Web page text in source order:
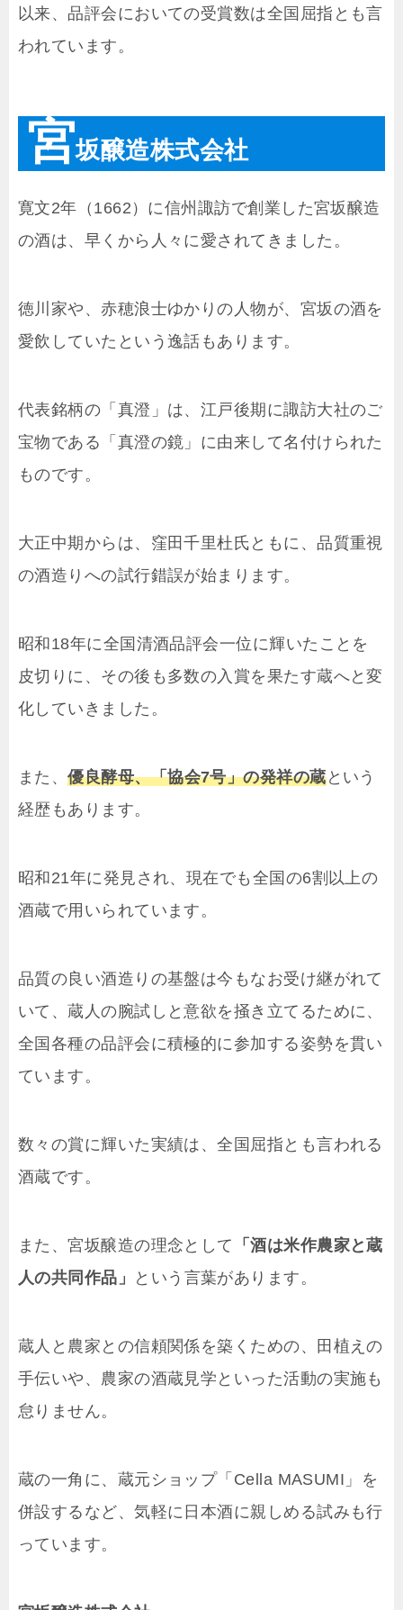
以来、品評会においての受賞数は全国屈指とも言
われています。
宮坂醸造株式会社
寛文2年（1662）に信州諏訪で創業した宮坂醸造
の酒は、早くから人々に愛されてきました。
徳川家や、赤穂浪士ゆかりの人物が、宮坂の酒を
愛飲していたという逸話もあります。
代表銘柄の「真澄」は、江戸後期に諏訪大社のご
宝物である「真澄の鏡」に由来して名付けられた
ものです。
大正中期からは、窪田千里杜氏ともに、品質重視
の酒造りへの試行錯誤が始まります。
昭和18年に全国清酒品評会一位に輝いたことを
皮切りに、その後も多数の入賞を果たす蔵へと変
化していきました。
また、優良酵母、「協会7号」の発祥の蔵という
経歴もあります。
昭和21年に発見され、現在でも全国の6割以上の
酒蔵で用いられています。
品質の良い酒造りの基盤は今もなお受け継がれて
いて、蔵人の腕試しと意欲を掻き立てるために、
全国各種の品評会に積極的に参加する姿勢を貫い
ています。
数々の賞に輝いた実績は、全国屈指とも言われる
酒蔵です。
また、宮坂醸造の理念として
「酒は米作農家と蔵
人の共同作品」
という言葉があります。
蔵人と農家との信頼関係を築くための、田植えの
手伝いや、農家の酒蔵見学といった活動の実施も
怠りません。
蔵の一角に、蔵元ショップ「Cella MASUMI」を
併設するなど、気軽に日本酒に親しめる試みも行
っています。